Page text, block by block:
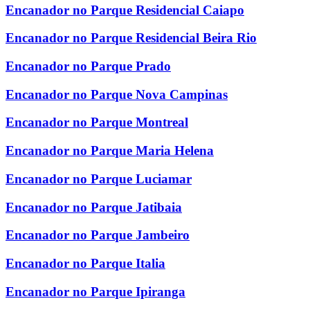
Encanador no Parque Residencial Caiapo
Encanador no Parque Residencial Beira Rio
Encanador no Parque Prado
Encanador no Parque Nova Campinas
Encanador no Parque Montreal
Encanador no Parque Maria Helena
Encanador no Parque Luciamar
Encanador no Parque Jatibaia
Encanador no Parque Jambeiro
Encanador no Parque Italia
Encanador no Parque Ipiranga